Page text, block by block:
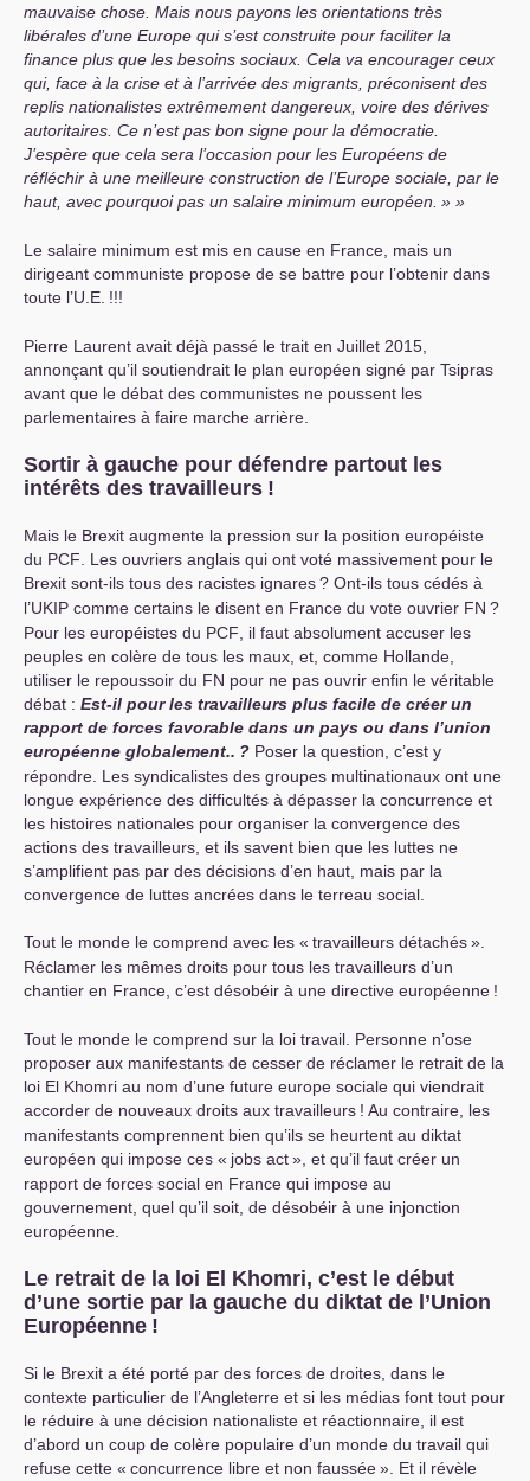
mauvaise chose. Mais nous payons les orientations très
libérales d’une Europe qui s’est construite pour faciliter la
finance plus que les besoins sociaux. Cela va encourager ceux
qui, face à la crise et à l’arrivée des migrants, préconisent des
replis nationalistes extrêmement dangereux, voire des dérives
autoritaires. Ce n’est pas bon signe pour la démocratie.
J’espère que cela sera l’occasion pour les Européens de
réfléchir à une meilleure construction de l’Europe sociale, par le
haut, avec pourquoi pas un salaire minimum européen. »
Le salaire minimum est mis en cause en France, mais un
dirigeant communiste propose de se battre pour l’obtenir dans
toute l’U.E. !!!
Pierre Laurent avait déjà passé le trait en Juillet 2015,
annonçant qu’il soutiendrait le plan européen signé par Tsipras
avant que le débat des communistes ne poussent les
parlementaires à faire marche arrière.
Sortir à gauche pour défendre partout les
intérêts des travailleurs !
Mais le Brexit augmente la pression sur la position européiste
du PCF . Les ouvriers anglais qui ont voté massivement pour le
Brexit sont-ils tous des racistes ignares? Ont-ils tous cédés à
l’UKIP comme certains le disent en France du vote ouvrier FN ?
Pour les européistes du PCF , il faut absolument accuser les
peuples en colère de tous les maux, et, comme Hollande,
utiliser le repoussoir du FN pour ne pas ouvrir enfin le véritable
débat : Est-il pour les travailleurs plus facile de créer un
rapport de forces favorable dans un pays ou dans l’union
européenne globalement.. ? Poser la question, c’est y
répondre. Les syndicalistes des groupes multinationaux ont une
longue expérience des difficultés à dépasser la concurrence et
les histoires nationales pour organiser la convergence des
actions des travailleurs, et ils savent bien que les luttes ne
s’amplifient pas par des décisions d’en haut, mais par la
convergence de luttes ancrées dans le terreau social.
Tout le monde le comprend avec les « travailleurs détachés».
Réclamer les mêmes droits pour tous les travailleurs d’un
chantier en France, c’est désobéir à une directive européenne !
Tout le monde le comprend sur la loi travail. Personne n’ose
proposer aux manifestants de cesser de réclamer le retrait de la
loi El Khomri au nom d’une future europe sociale qui viendrait
accorder de nouveaux droits aux travailleurs ! Au contraire, les
manifestants comprennent bien qu’ils se heurtent au diktat
européen qui impose ces « jobs act», et qu’il faut créer un
rapport de forces social en France qui impose au
gouvernement, quel qu’il soit, de désobéir à une injonction
européenne.
Le retrait de la loi El Khomri, c’est le début
d’une sortie par la gauche du diktat de l’Union
Européenne !
Si le Brexit a été porté par des forces de droites, dans le
contexte particulier de l’Angleterre et si les médias font tout pour
le réduire à une décision nationaliste et réactionnaire, il est
d’abord un coup de colère populaire d’un monde du travail qui
refuse cette « concurrence libre et non faussée». Et il révèle